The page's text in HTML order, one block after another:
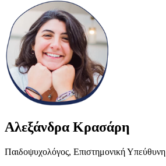
Αλεξάνδρα Κρασάρη
Παιδοψυχολόγος, Επιστημονική Υπεύθυνη